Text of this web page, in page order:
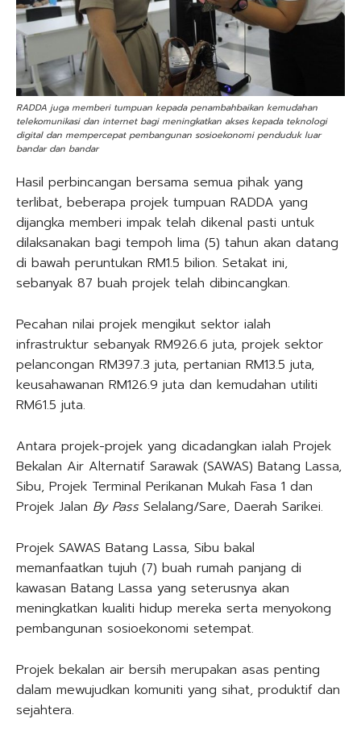
RADDA juga memberi tumpuan kepada penambahbaikan kemudahan
telekomunikasi dan internet bagi meningkatkan akses kepada teknologi
digital dan mempercepat pembangunan sosioekonomi penduduk luar
bandar dan bandar
Hasil perbincangan bersama semua pihak yang
terlibat, beberapa projek tumpuan RADDA yang
dijangka memberi impak telah dikenal pasti untuk
dilaksanakan bagi tempoh lima (5) tahun akan datang
di bawah peruntukan RM1.5 bilion. Setakat ini,
sebanyak 87 buah projek telah dibincangkan.
Pecahan nilai projek mengikut sektor ialah
infrastruktur sebanyak RM926.6 juta, projek sektor
pelancongan RM397.3 juta, pertanian RM13.5 juta,
keusahawanan RM126.9 juta dan kemudahan utiliti
RM61.5 juta.
Antara projek-projek yang dicadangkan ialah Projek
Bekalan Air Alternatif Sarawak (SAWAS) Batang Lassa,
Sibu, Projek Terminal Perikanan Mukah Fasa 1 dan
Projek Jalan By Pass Selalang/Sare, Daerah Sarikei.
Projek SAWAS Batang Lassa, Sibu bakal
memanfaatkan tujuh (7) buah rumah panjang di
kawasan Batang Lassa yang seterusnya akan
meningkatkan kualiti hidup mereka serta menyokong
pembangunan sosioekonomi setempat.
Projek bekalan air bersih merupakan asas penting
dalam mewujudkan komuniti yang sihat, produktif dan
sejahtera.